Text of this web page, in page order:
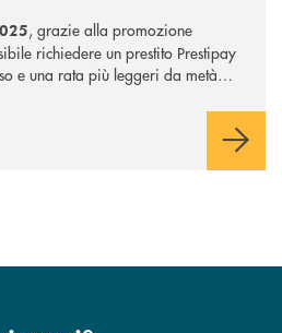
, grazie alla promozione
richiedere un prestito Prestipay
e una rata più leggeri da metà